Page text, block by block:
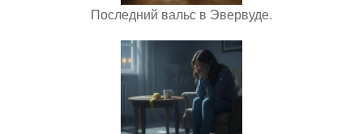
Последний вальс в Эвервуде.